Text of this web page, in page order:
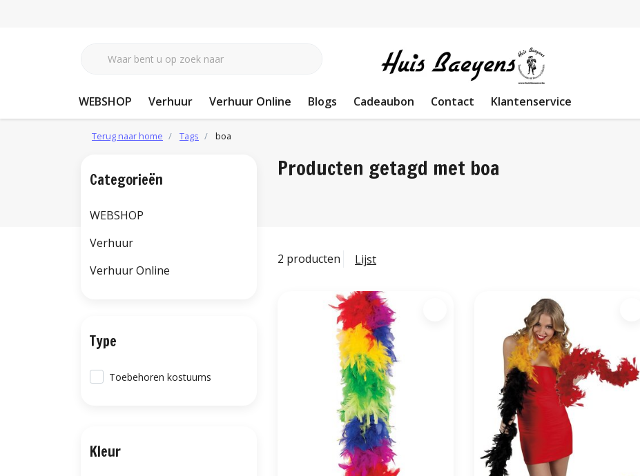
WEBSHOP Verhuur Verhuur Online Blogs Cadeaubon Contact Klantenservice
Terug naar home Tags boa
Producten getagd met boa
2 producten Lijst
Categorieën
WEBSHOP
Verhuur
Verhuur Online
Type
Toebehoren kostuums
Kleur